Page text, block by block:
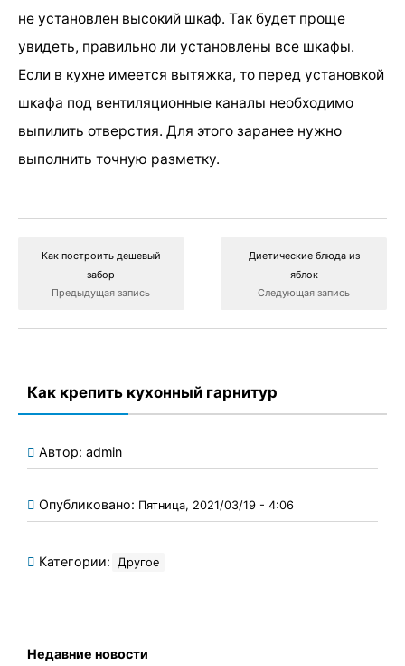
не установлен высокий шкаф. Так будет проще
увидеть, правильно ли установлены все шкафы.
Если в кухне имеется вытяжка, то перед установкой
шкафа под вентиляционные каналы необходимо
выпилить отверстия. Для этого заранее нужно
выполнить точную разметку.
Как построить дешевый
забор
Предыдущая запись
Диетические блюда из
яблок
Следующая запись
Как крепить кухонный гарнитур
Автор: admin
Опубликовано: Пятница, 2021/03/19 - 4:06
Категории: Другое
Недавние новости